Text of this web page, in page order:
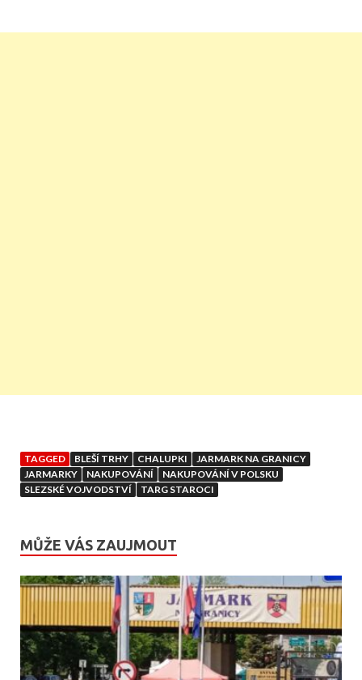
TAGGED BLEŠÍ TRHY CHALUPKI
JARMARK NA GRANICY
JARMARKY
NAKUPOVÁNÍ
NAKUPOVÁNÍ V POLSKU
SLEZSKÉ VOJVODSTVÍ
TARG STAROCI
MŮŽE VÁS ZAUJMOUT